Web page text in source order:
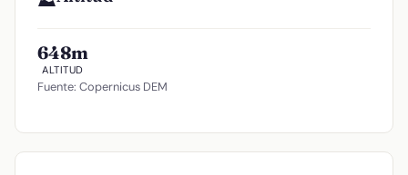
648m
ALTITUD
Fuente: Copernicus DEM